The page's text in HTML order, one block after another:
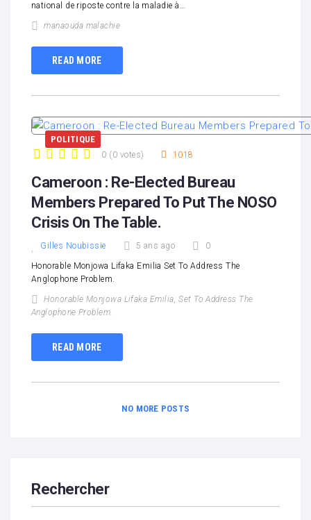
national de riposte contre la maladie à…
manaouda malachie
READ MORE
POLITIQUE
0 ( 0 votes) 1018
Cameroon : Re-Elected Bureau
Members Prepared To Put The NOSO
Crisis On The Table.
Gilles Noubissie 5 ans ago 0
Honorable Monjowa Lifaka Emilia Set To Address The
Anglophone Problem.
Honorable Monjowa Lifaka Emilia,Set To Address The
Anglophone Problem.
READ MORE
NO MORE POSTS
Rechercher